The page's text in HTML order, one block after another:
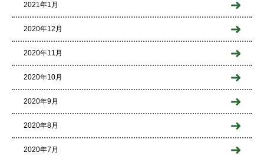
2021年1月
2020年12月
2020年11月
2020年10月
2020年9月
2020年8月
2020年7月